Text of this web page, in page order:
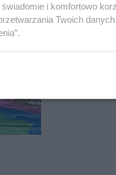
i komfortowo
Twoich